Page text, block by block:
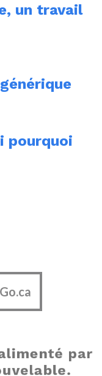
un travail
pourquoi